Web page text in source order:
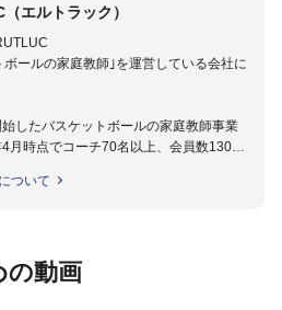
エルトラック）
ボールの家庭教師｣を運営している会社に
したバスケットボールの家庭教師事業
月時点でコーチ70名以上、会員数1300
・各地講習会なども担当しており、「は
籍・DVDも監修しています。
ついて
の動画